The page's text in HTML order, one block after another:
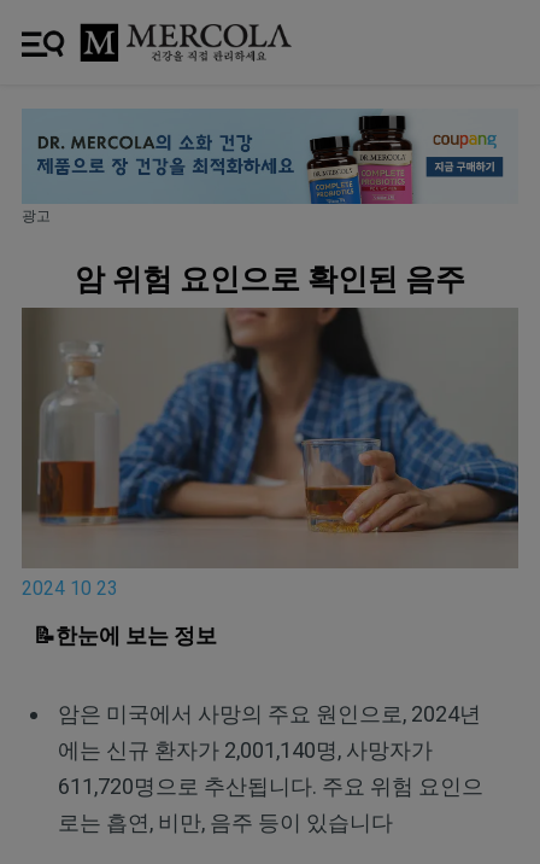
광고
암 위험 요인으로 확인된 음주
2024 10 23
📝한눈에 보는 정보
암은 미국에서 사망의 주요 원인으로, 2024년
에는 신규 환자가 2,001,140명, 사망자가
611,720명으로 추산됩니다. 주요 위험 요인으
로는 흡연, 비만, 음주 등이 있습니다